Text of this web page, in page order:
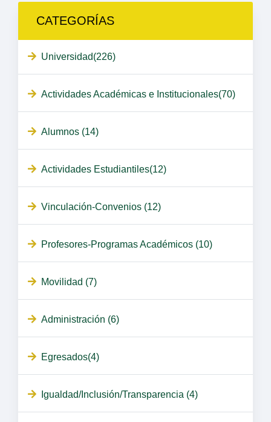
CATEGORÍAS
Universidad(226)
Actividades Académicas e Institucionales(70)
Alumnos (14)
Actividades Estudiantiles(12)
Vinculación-Convenios (12)
Profesores-Programas Académicos (10)
Movilidad (7)
Administración (6)
Egresados(4)
Igualdad/Inclusión/Transparencia (4)